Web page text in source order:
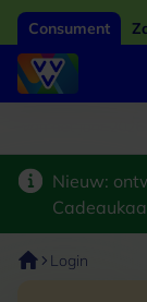
Consument
Nieuw:
Login